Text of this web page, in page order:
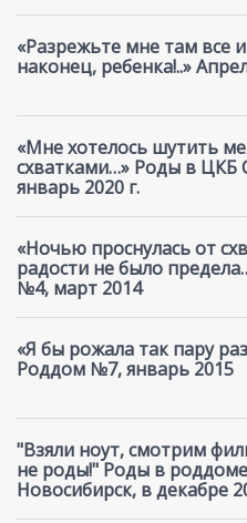
«Разрежьте мне там все
наконец, ребенка!..»
«Мне хотелось шутить
схватками…» Роды в ЦКБ
январь 2020 г.
«Ночью проснулась от
радости не было
№4, март 2014
«Я бы рожала так пару
Роддом №7, январь 2015
"Взяли ноут, смотрим
не роды!" Роды в
Новосибирск, в декабре